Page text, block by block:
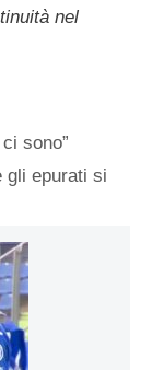
nel
sono”
gli epurati si